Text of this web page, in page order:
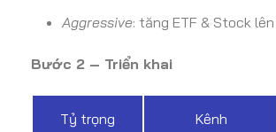
Aggressive: tăng ETF & Stock
Bước 2 – Triển khai
Tỷ trọng Kênh